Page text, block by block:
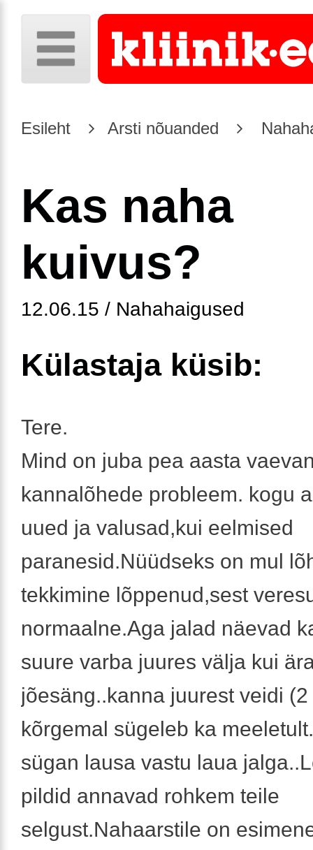
Esileht Arsti nõuanded
Kas naha
kuivus?
12.06.15 / Nahahaigused
Külastaja küsib:
Tere.
Mind on juba pea aasta
kannalõhede probleem. kogu
uued ja valusad,kui eelmised
paranesid.Nüüdseks on mul
tekkimine lõppenud,sest
normaalne.Aga jalad näevad
suure varba juures välja kui
jõesäng..kanna juurest veidi (2
kõrgemal sügeleb ka
sügan lausa vastu laua
pildid annavad rohkem teile
selgust.Nahaarstile on